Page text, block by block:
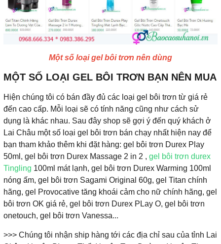
Một số loại gel bôi trơn nên dùng
MỘT SỐ LOẠI GEL BÔI TRƠN BẠN NÊN MUA
Hiện chúng tôi có bán đầy đủ các loại gel bôi trơn từ giá rẻ
đến cao cấp. Mỗi loại sẽ có tính năng cũng như cách sử
dụng là khác nhau. Sau đây shop sẽ gợi ý đến quý khách ở
Lai Châu một số loại gel bôi trơn bán chạy nhất hiện nay để
bạn tham khảo thêm khi đặt hàng: gel bôi trơn Durex Play
50ml, gel bôi trơn Durex Massage 2 in 2 , gel bôi trơn durex
Tingling 100ml mát lạnh, gel bôi trơn Durex Warming 100ml
nóng ấm, gel bôi trơn Sagami Original 60g, gel Titan chính
hãng, gel Provocative tăng khoái cảm cho nữ chính hãng, gel
bôi trơn OK giá rẻ, gel bôi trơn Durex PLay O, gel bôi trơn
onetouch, gel bôi trơn Vanessa...
>>> Chúng tôi nhận ship hàng tới các địa chỉ sau của tỉnh Lai